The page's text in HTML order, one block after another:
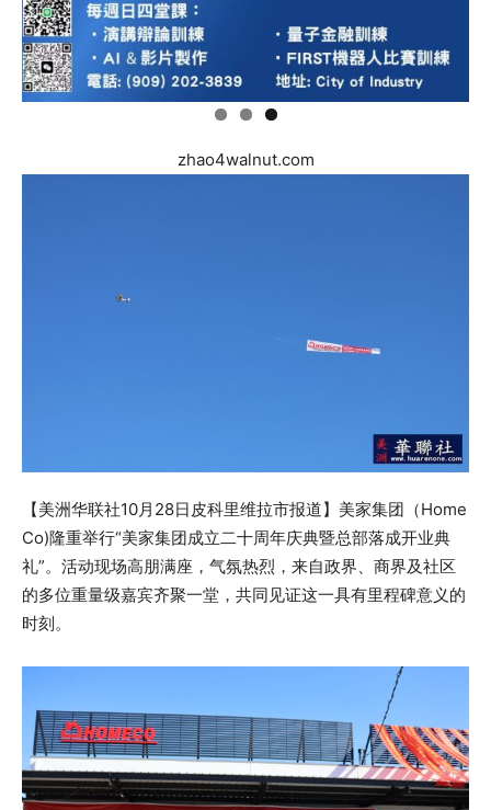
zhao4walnut.com
【美洲华联社10月28日皮科里维拉市报道】美家集团（Home
Co)隆重举行“美家集团成立二十周年庆典暨总部落成开业典
礼”。活动现场高朋满座，气氛热烈，来自政界、商界及社区
的多位重量级嘉宾齐聚一堂，共同见证这一具有里程碑意义的
时刻。